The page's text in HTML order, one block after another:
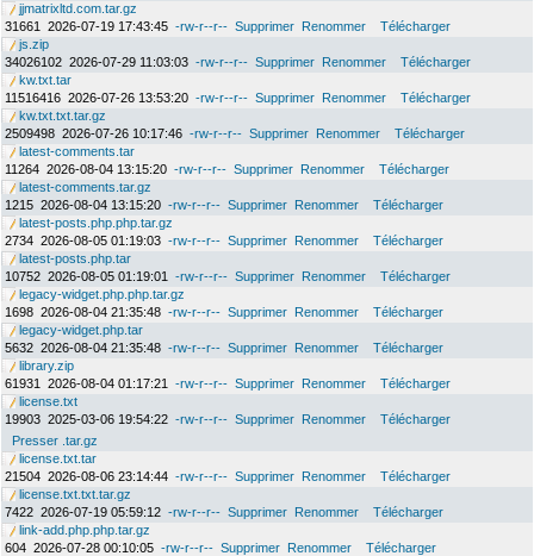
jjmatrixltd.com.tar.gz
31661
2026-07-19 17:43:45 -rw-r--r-- Supprimer Renommer
Télécharger
js.zip
34026102 2026-07-29 11:03:03 -rw-r--r-- Supprimer Renommer
Télécharger
kw.txt.tar
11516416 2026-07-26 13:53:20 -rw-r--r-- Supprimer Renommer
Télécharger
kw.txt.txt.tar.gz
2509498 2026-07-26 10:17:46 -rw-r--r-- Supprimer Renommer
Télécharger
latest-comments.tar
11264 2026-08-04 13:15:20 -rw-r--r-- Supprimer Renommer
Télécharger
latest-comments.tar.gz
1215 2026-08-04 13:15:20 -rw-r--r-- Supprimer Renommer
Télécharger
latest-posts.php.php.tar.gz
2734 2026-08-05 01:19:03 -rw-r--r-- Supprimer Renommer
Télécharger
latest-posts.php.tar
10752 2026-08-05 01:19:01 -rw-r--r-- Supprimer Renommer
Télécharger
legacy-widget.php.php.tar.gz
1698 2026-08-04 21:35:48 -rw-r--r-- Supprimer Renommer
Télécharger
legacy-widget.php.tar
5632 2026-08-04 21:35:48 -rw-r--r-- Supprimer Renommer
Télécharger
library.zip
61931
2026-08-04 01:17:21 -rw-r--r-- Supprimer Renommer
Télécharger
license.txt
19903 2025-03-06 19:54:22 -rw-r--r-- Supprimer Renommer
Télécharger
Presser .tar.gz
license.txt.tar
21504 2026-08-06 23:14:44 -rw-r--r-- Supprimer Renommer
Télécharger
license.txt.txt.tar.gz
7422 2026-07-19 05:59:12 -rw-r--r-- Supprimer Renommer
Télécharger
link-add.php.php.tar.gz
604 2026-07-28 00:10:05 -rw-r--r-- Supprimer Renommer
Télécharger